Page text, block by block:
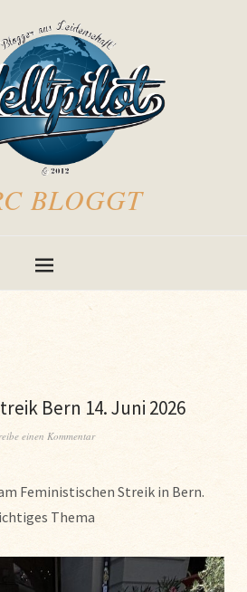
BLOGGT
Bern 14. Juni 2026
einen Kommentar
Feministischen Streik in Bern.
Thema